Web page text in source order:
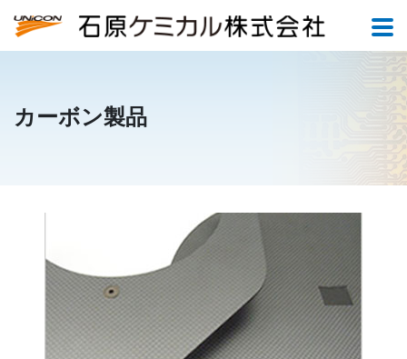
カーボン製品